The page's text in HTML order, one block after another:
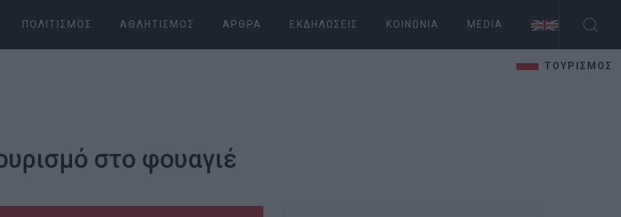
ΠΟΛΙΤΙΣΜΌΣ ΑΘΛΗΤΙΣΜΌΣ ΆΡΘΡΑ ΕΚΔΗΛΏΣΕΙΣ ΚΟΙΝΩΝΊΑ MEDIA
ΤΟΥΡΙΣΜΟΣ
στο φουαγιέ